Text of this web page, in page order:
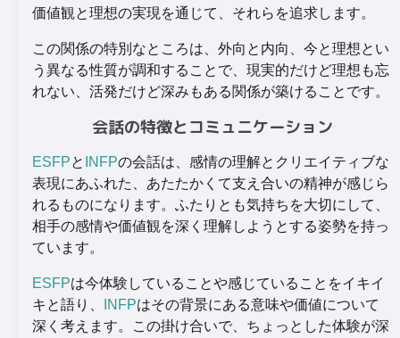
価値観と理想の実現を通じて、それらを追求します。
この関係の特別なところは、外向と内向、今と理想とい
う異なる性質が調和することで、現実的だけど理想も忘
れない、活発だけど深みもある関係が築けることです。
会話の特徴とコミュニケーション
ESFPと INFPの会話は、感情の理解とクリエイティブな
表現にあふれた、あたたかくて支え合いの精神が感じら
れるものになります。ふたりとも気持ちを大切にして、
相手の感情や価値観を深く理解しようとする姿勢を持っ
ています。
ESFPは今体験していることや感じていることをイキイ
キと語り、
INFPはその背景にある意味や価値について
深く考えます。この掛け合いで、ちょっとした体験が深